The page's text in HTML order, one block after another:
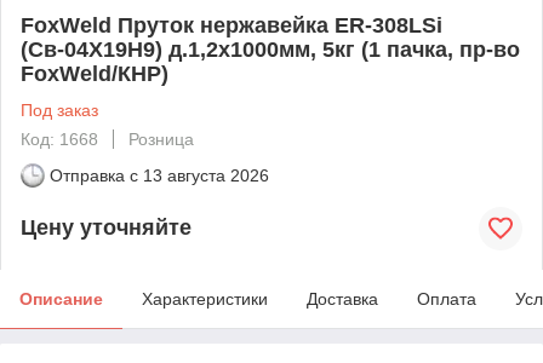
FoxWeld Пруток нержавейка ER-308LSi
(Св-04Х19Н9) д.1,2х1000мм, 5кг (1 пачка, пр-во
FoxWeld/КНР)
Под заказ
Код: 1668
Розница
Отправка с 13 августа 2026
Цену уточняйте
Описание Характеристики Доставка Оплата